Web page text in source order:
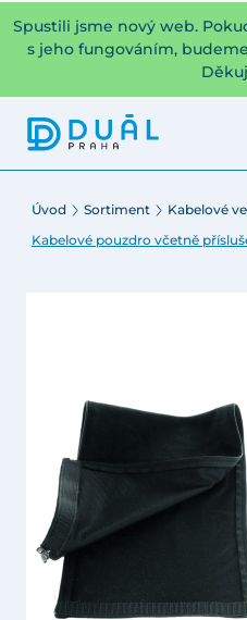
Spustili jsme nový web.
s jeho fungováním,
Úvod Sortiment
Kabelové
Kabelové pouzdro včetně